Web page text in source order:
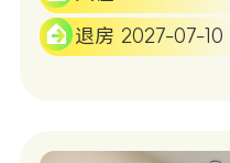
退房 2027-07-10